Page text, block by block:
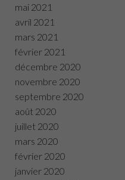
mai 2021
avril 2021
mars 2021
février 2021
décembre 2020
novembre 2020
septembre 2020
août 2020
juillet 2020
mars 2020
février 2020
janvier 2020